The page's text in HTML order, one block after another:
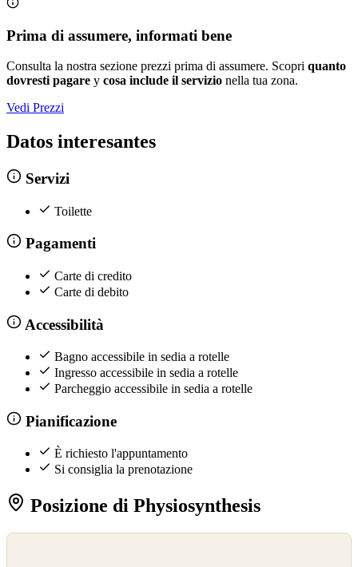
Prima di assumere, informati bene
Consulta la nostra sezione prezzi prima di assumere. Scopri quanto
dovresti pagare y cosa include il servizio nella tua zona.
Vedi Prezzi
Datos interesantes
Servizi
Toilette
Pagamenti
Carte di credito
Carte di debito
Accessibilità
Bagno accessibile in sedia a rotelle
Ingresso accessibile in sedia a rotelle
Parcheggio accessibile in sedia a rotelle
Pianificazione
È richiesto l'appuntamento
Si consiglia la prenotazione
Posizione di Physiosynthesis